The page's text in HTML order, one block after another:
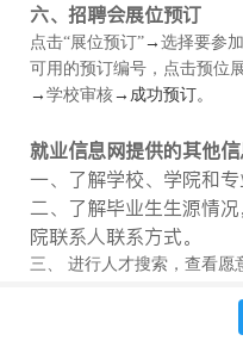
六、招聘会展位预订
点击“展位预订”→ 选择要参
可用的预订编号，点击预位
→ 学校审核→ 成功预订。
就业信息网提供的其他信
一、了解学校、学院和专
二、了解毕业生生源情
院联系人联系方式。
三、 进行人才搜索，查看愿